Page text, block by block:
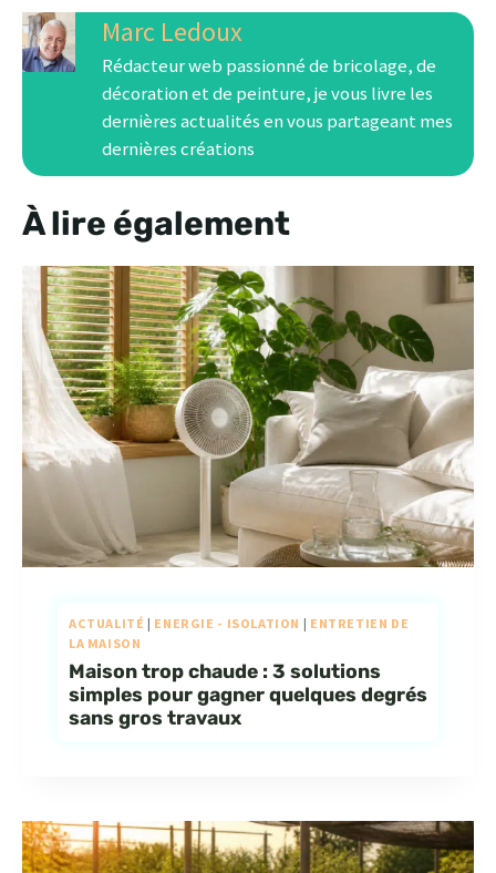
Marc Ledoux
Rédacteur web passionné de bricolage, de
décoration et de peinture, je vous livre les
dernières actualités en vous partageant mes
dernières créations
À lire également
ACTUALITÉ | ENERGIE - ISOLATION | ENTRETIEN DE
LA MAISON
Maison trop chaude : 3 solutions
simples pour gagner quelques degrés
sans gros travaux